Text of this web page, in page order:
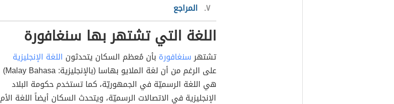
٧ المراجع
اللغة التي تشتهر بها سنغافورة
تشتهرسنغافورة بأن مُعظم السكان يتحدثون اللغة الإنجليزية
على الرغم من أن لغة الملايو بهاسا (بالإنجليزية: Malay Bahasa)
هي اللغة الرسميّة في الجمهوريّة، كما تستخدم حكومة البلاد
الإنجليزية في الاتصالات الرسميّة، ويتحدث السكان أيضاً اللغة الأم